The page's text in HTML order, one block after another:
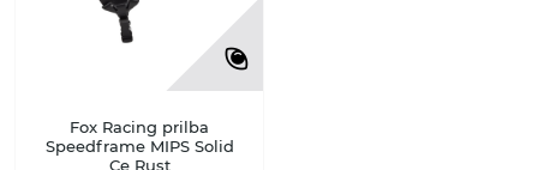
Fox Racing prilba
Speedframe MIPS Solid
Ce Rust